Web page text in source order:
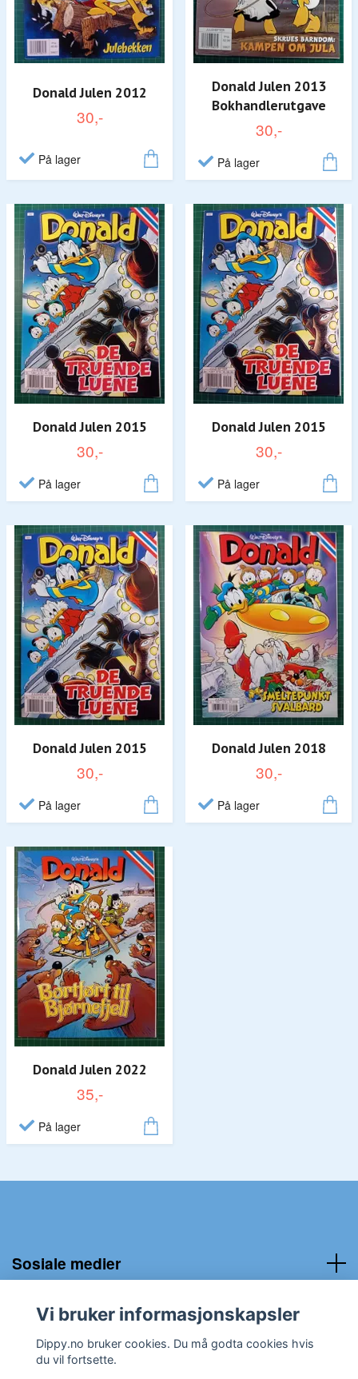
Donald Julen 2012
30,-
På lager
Donald Julen 2013
Bokhandlerutgave
30,-
På lager
Donald Julen 2015
30,-
På lager
Donald Julen 2015
30,-
På lager
Donald Julen 2015
30,-
På lager
Donald Julen 2018
30,-
På lager
Donald Julen 2022
35,-
På lager
Sosiale medier
Kundeservice:
Vi bruker informasjonskapsler
Dippy.no bruker cookies. Du må godta cookies hvis
du vil fortsette.